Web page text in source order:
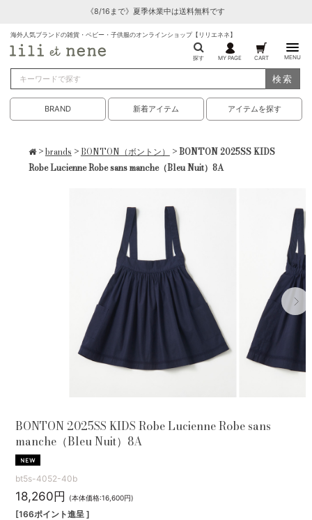
《8/16まで》夏季休業中は送料無料です
海外人気ブランドの雑貨・ベビー・子供服のオンラインショップ【リリエネネ】
探す MY PAGE CART MENU
検索
BRAND 新着アイテム アイテムを探す
>brands > BONTON（ボントン） > BONTON 2025SS KIDS
Robe Lucienne Robe sans manche（Bleu Nuit）8A
BONTON 2025SS KIDS Robe Lucienne Robe sans
manche（Bleu Nuit）8A
bt5s-4052-40b
18,260円 (本体価格:16,600円)
[166ポイント進呈 ]